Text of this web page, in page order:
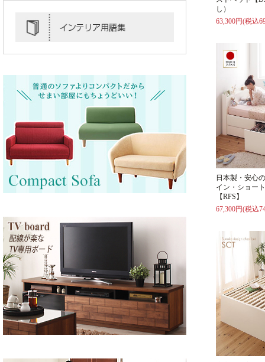
し）
63,300円(税込
日本製・安心
イン・ショー
【RFS】
67,300円(税込